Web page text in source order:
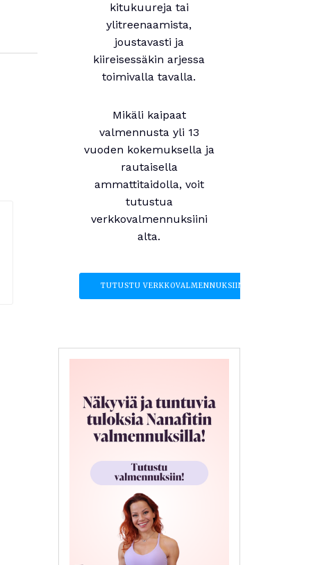
kitukuureja tai
ylitreenaamista,
joustavasti ja
kiireisessäkin arjessa
toimivalla tavalla.
Mikäli kaipaat
valmennusta yli 13
vuoden kokemuksella ja
rautaisella
ammattitaidolla, voit
tutustua
verkkovalmennuksiini
alta.
TUTUSTU VERKKOVALMENNUKSIIN